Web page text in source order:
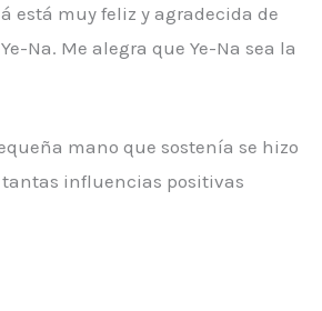
está muy feliz y agradecida de
Na. Me alegra que Ye-Na sea la
mano que sostenía se hizo
influencias positivas